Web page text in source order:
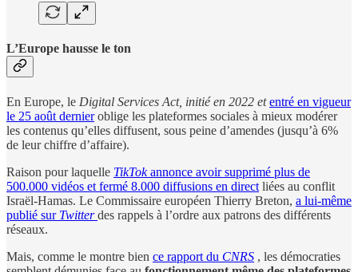
L’Europe hausse le ton
En Europe, le Digital Services Act, initié en 2022 et entré en vigueur
le 25 août dernieroblige les plateformes sociales à mieux modérer
les contenus qu’elles diffusent, sous peine d’amendes (jusqu’à 6%
de leur chiffre d’affaire).
Raison pour laquelle TikTokannonce avoir supprimé plus de
500.000 vidéos et fermé 8.000 diffusions en direct liées au conflit
Israël-Hamas. Le Commissaire européen Thierry Breton, a lui-même
publié sur Twitter des rappels à l’ordre aux patrons des différents
réseaux.
Mais, comme le montre bien ce rapport du CNRS , les démocraties